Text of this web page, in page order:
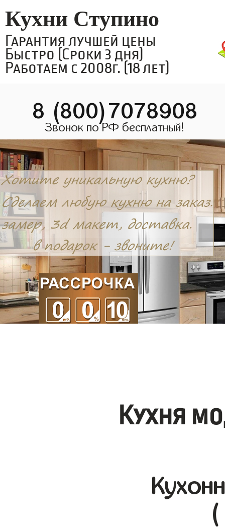
Кухни Ступино
Гарантия лучшей цены
Быстро (Сроки 3 дня)
Работаем с 2008г. (18 лет)
8 (800)7078908
Звонок по РФ бесплатный!
Кухня
(